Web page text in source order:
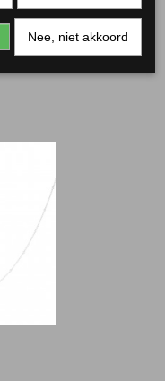
Nee, niet akkoord